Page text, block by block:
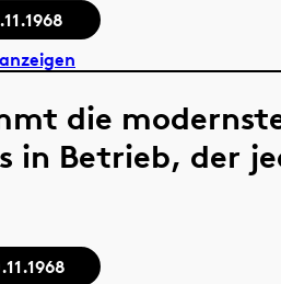
die
in Betrieb, der